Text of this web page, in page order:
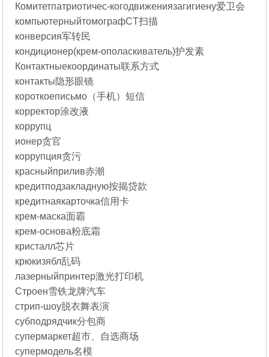
Комитетпатриотичес-когодвижениязагигиену爱卫会
компьютерныйтомографCT扫描
конверсия军转民
кондиционер(крем-ополаскиватель)护发素
Контактныекоординаты联系方式
контакты隐形眼镜
короткоеписьмо（手机）短信
корректор涂改液
коррупц
ионер贪官
коррупция贪污
красныйприлив赤潮
кредитподзакладную按揭贷款
кредитнаякарточка信用卡
крем-маска面霸
крем-основа粉底霜
кристалл芯片
крюкизябл乱码
лазерныйпринтер激光打印机
Строен雪铁龙牌汽车
стрип-шоу脱衣舞表演
субподрядчик分包商
супермаркет超市、自选商场
супермодель名模